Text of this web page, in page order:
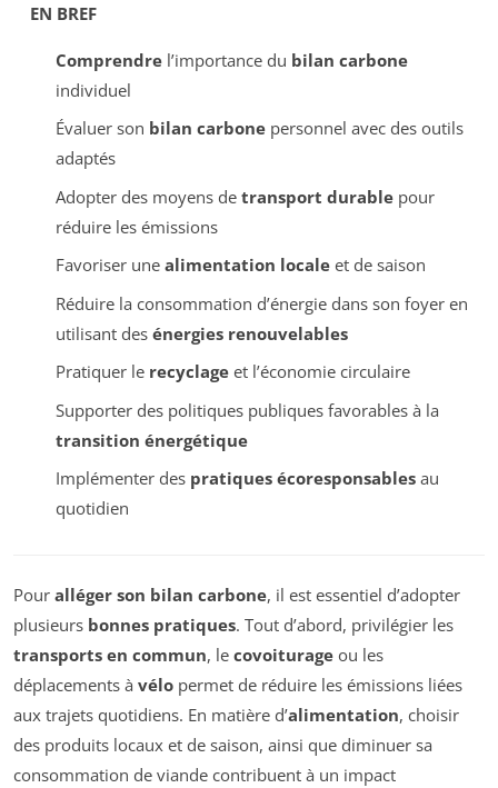
EN BREF
Comprendrel’importance du bilan carbone
individuel
Évaluer son bilan carbonepersonnel avec des outils
adaptés
Adopter des moyens de transport durablepour
réduire les émissions
Favoriser une alimentation localeet de saison
Réduire la consommation d’énergie dans son foyer en
utilisant des énergies renouvelables
Pratiquer le recyclageet l’économie circulaire
Supporter des politiques publiques favorables à la
transition énergétique
Implémenter des pratiques écoresponsablesau
quotidien
Pour alléger son bilan carbone, il est essentiel d’adopter
plusieurs bonnes pratiques. Tout d’abord, privilégier les
transports en commun, le covoiturage ou les
déplacements à vélo permet de réduire les émissions liées
aux trajets quotidiens. En matière d’alimentation, choisir
des produits locaux et de saison, ainsi que diminuer sa
consommation de viande contribuent à un impact